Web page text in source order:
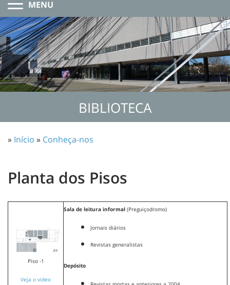
MENU
BIBLIOTECA
» Início » Conheça-nos
Planta dos Pisos
Piso -1
Veja o video
Sala de leitura informal (Preguiçodromo)
Jornais diários
Revistas generalistas
Depósito